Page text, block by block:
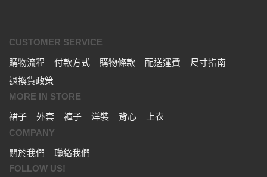
CUSTOMER SERVICE
購物流程
付款方式 購物條款 配送運費
尺寸指南
退換貨政策
MORE IN STORE
裙子
外套 褲子 洋裝 背心
上衣
COMPANY
關於我們
聯絡我們
FOLLOW US!